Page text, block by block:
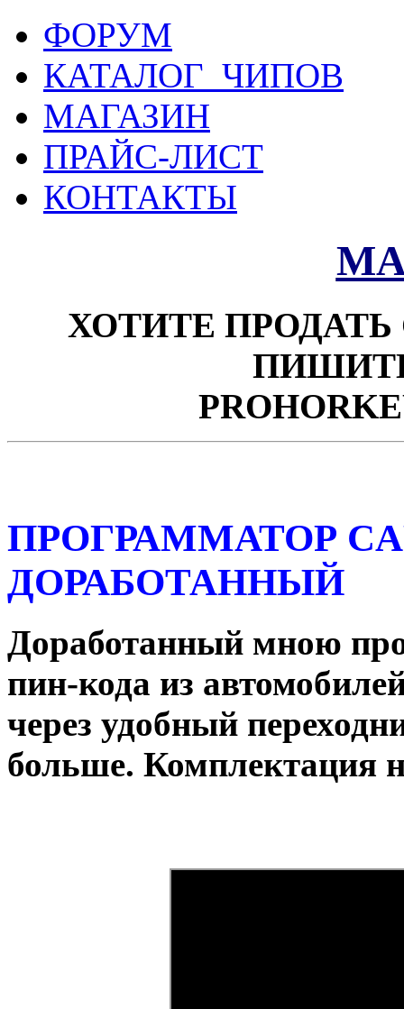
ФОРУМ
КАТАЛОГ ЧИПОВ
МАГАЗИН
ПРАЙС-ЛИСТ
КОНТАКТЫ
ХОТИТЕ ПРОДАТЬ
ПРОГРАММАТОР
ДОРАБОТАННЫЙ
Доработанный мною
пин-кода из
через удобный
больше. Комплектация